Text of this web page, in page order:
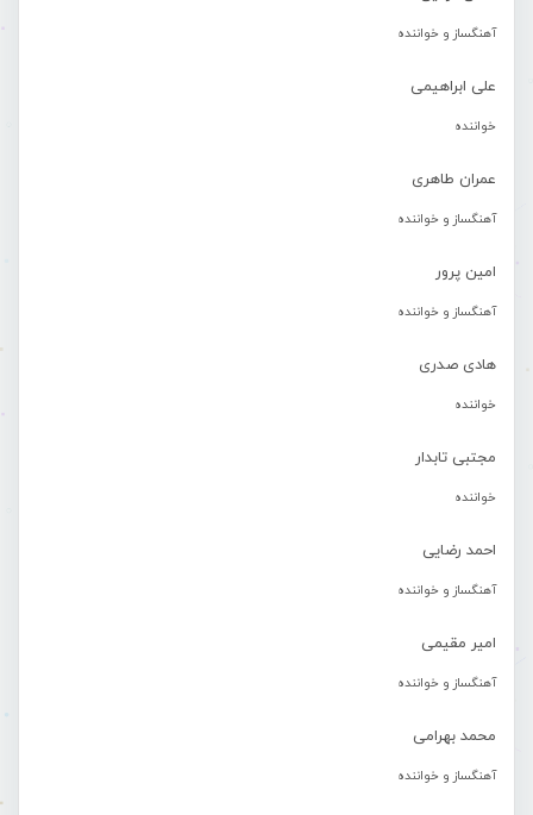
آهنگساز و خواننده
علی ابراهیمی
خواننده
عمران طاهری
آهنگساز و خواننده
امین پرور
آهنگساز و خواننده
هادی صدری
خواننده
مجتبی تابدار
خواننده
احمد رضایی
آهنگساز و خواننده
امیر مقیمی
آهنگساز و خواننده
محمد بهرامی
آهنگساز و خواننده